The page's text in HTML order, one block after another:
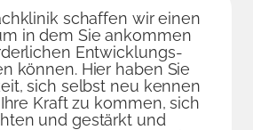
schaffen wir einen
in dem Sie ankommen
Entwicklungs­­
können. Hier haben Sie
sich selbst neu kennen
Kraft zu kommen, sich
und gestärkt und